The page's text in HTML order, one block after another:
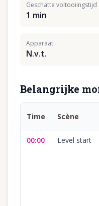
Geschatte voltooiingstijd
1 min
Apparaat
N.v.t.
Belangrijke
Time Scène
00:00
Level start